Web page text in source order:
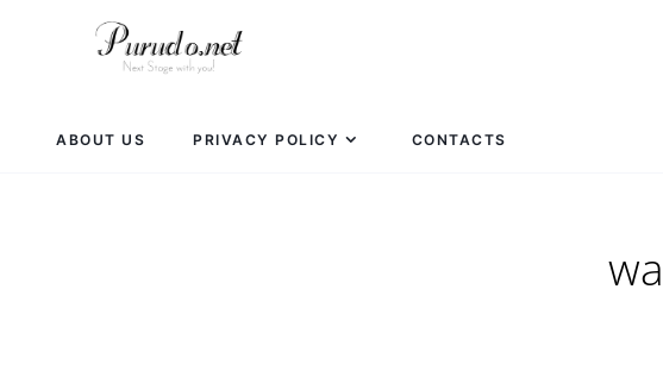
ABOUT US PRIVACY POLICY CONTACTS